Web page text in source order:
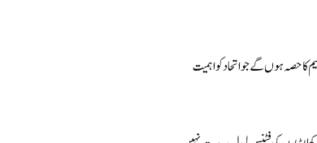
حصہ ہوں گے جو اتحاد کو اہمیت